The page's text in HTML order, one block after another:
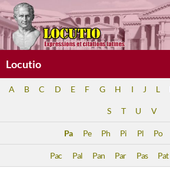
Aller
au
contenu
Locutio
A B C D E F G H I J L
S T U V
Pa Pe Ph Pi Pl Po
Pac Pal Pan Par Pas Pat